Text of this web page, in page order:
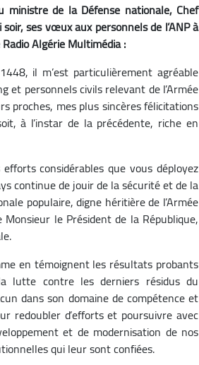
ministre de la Défense nationale, Chef
ses vœux aux personnels de l’ANP à
Algérie Multimédia :
il m’est particulièrement agréable
et personnels civils relevant de l’Armée
proches, mes plus sincères félicitations
à l’instar de la précédente, riche en
considérables que vous déployez
continue de jouir de la sécurité et de la
populaire, digne héritière de l’Armée
le Président de la République,
en témoignent les résultats probants
lutte contre les derniers résidus du
dans son domaine de compétence et
redoubler d’efforts et poursuivre avec
et de modernisation de nos
qui leur sont confiées.